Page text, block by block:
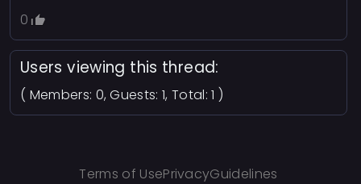
0
Users viewing this thread:
( Members: 0, Guests: 1, Total: 1 )
Terms of UsePrivacyGuidelines